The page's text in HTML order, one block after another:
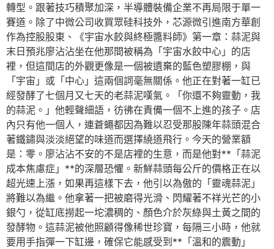
轉型。跟著技巧積聚加深，半導體裝備企業不再局限于單一
賽道。除了中微公司收買眾硅科技外，芯源微引進南方華創
作為控股股東、《宇宙水餃與終極醬料師》第一章：蒜泥與
末日預兆廖沾沾坐在他那間被稱為「宇宙水餃中心」的店
裡，但這間店的外觀更像是一個被遺棄的藍色塑膠棚，與
「宇宙」或「中心」這兩個詞毫無關係。他正在對著一缸已
經發酵了七個月又七天的老蒜泥嘆氣。「你還不夠靈動，我
的蒜泥。」他輕聲細語，彷彿在責備一個不上進的孩子。店
內只有他一個人，連蒼蠅都因為難以忍受那股陳年蒜頭混合
著鐵鏽與淡淡絕望的味道而選擇繞道飛行。今天的營業額
是：零。廖沾沾不安的不是店裡的生意，而是他對**「蒜泥
成本焦慮症」**的深層恐懼。新鮮蒜頭每公斤的價格正在以
超光速上漲，如果再這樣下去，他引以為傲的「靈魂蒜泥」
將難以為繼。他拿著一把被磨得光滑、閃耀著不祥光芒的小
銀勺，從缸底撈起一坨濃稠的、顏色介於灰綠與土黃之間的
發酵物。這蒜泥被他照顧得像稀世珍寶，每隔三小時，他就
要用手指彈一下缸邊，確保它能感受到**「溫和的震動」